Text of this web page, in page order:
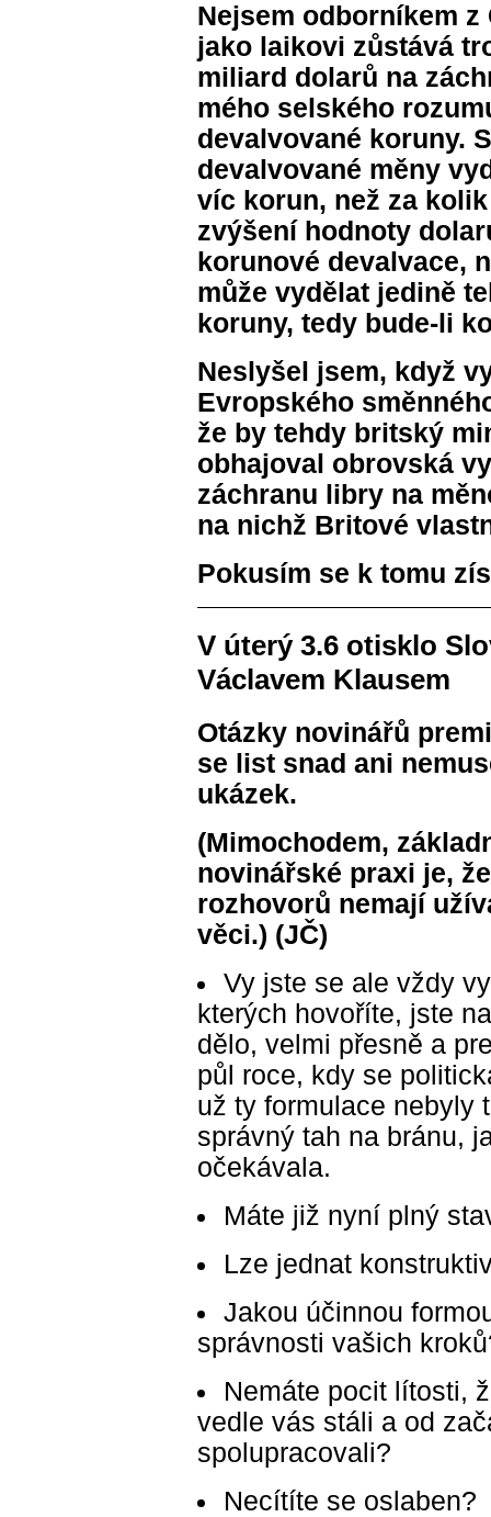
Nejsem odborníkem z
jako laikovi zůstává
miliard dolarů na
mého selského
devalvované koruny.
devalvované měny
víc korun, než za
zvýšení hodnoty
korunové devalvace,
může vydělat jedině
koruny, tedy bude-li
Neslyšel jsem, když
Evropského
že by tehdy britský
obhajoval obrovská
záchranu libry na
na nichž Britové
Pokusím se k tomu
V úterý 3.6 otisklo
Václavem Klausem
Otázky novinářů
se list snad ani
ukázek.
(Mimochodem,
novinářské praxi je,
rozhovorů nemají
věci.) (JČ)
Vy jste se ale vždy
kterých hovoříte, jste
dělo, velmi přesně a
půl roce, kdy se
už ty formulace nebyly
správný tah na bránu,
očekávala.
Máte již nyní plný
Lze jednat
Jakou účinnou
správnosti vašich
Nemáte pocit lítosti,
vedle vás stáli a od
spolupracovali?
Necítíte se oslaben?